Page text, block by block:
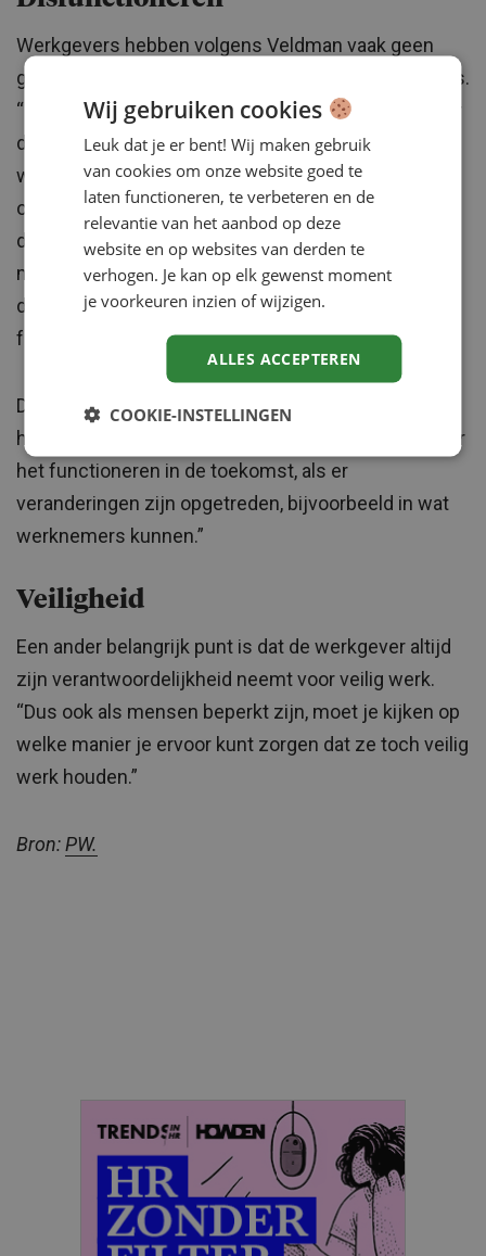
Werkgevers hebben volgens Veldman vaak geen
grip op de verstoorde gezondheid van medewerkers.
“Ze hebben er meestal ook geen verstand van. Maar
de gevolgen van de gezondheidsklachten raken het
werk en het functioneren.” Hij heeft het bewust niet
over ‘disfunctioneren’ vanwege de zware lading van
dat woord. “Dan lijkt het ook alsof het aan de
medewerker ligt. Het gaat erom dat een werkgever
de werknemers in staat moet stellen om goed te
functioneren. Ook als ze ziek zijn.”
De auteur stelt dat functioneren niet alleen in het
hier en nu moet worden bekeken. “Het gaat ook over
het functioneren in de toekomst, als er
veranderingen zijn opgetreden, bijvoorbeeld in wat
werknemers kunnen.”
Veiligheid
Een ander belangrijk punt is dat de werkgever altijd
zijn verantwoordelijkheid neemt voor veilig werk.
“Dus ook als mensen beperkt zijn, moet je kijken op
welke manier je ervoor kunt zorgen dat ze toch veilig
werk houden.”
Bron:PW.
Wij gebruiken cookies
Leuk dat je er bent! Wij maken gebruik
van cookies om onze website goed te
laten functioneren, te verbeteren en de
relevantie van het aanbod op deze
website en op websites van derden te
verhogen. Je kan op elk gewenst moment
je voorkeuren inzien of wijzigen.
ALLES ACCEPTEREN
COOKIE-INSTELLINGEN